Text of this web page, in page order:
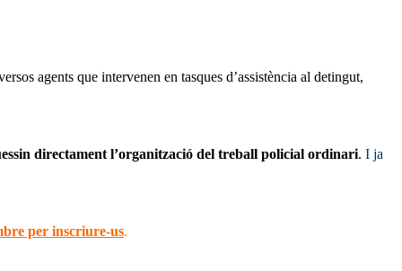
agents que intervenen en tasques d’assistència al detingut,
directament l’organització del treball policial ordinari. I ja
per inscriure-us.